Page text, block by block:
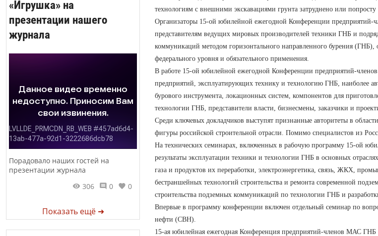
«Игрушка» на
презентации нашего
журнала
Порадовало наших гостей на
презентации журнала
306
0 0
Показать ещё ➜
технологиям с внешними экскавациями грунта затруднено или
Организаторы 15-ой юбилейной ежегодной Конференции предприятий-
представителям ведущих мировых производителей техники ГНБ и
коммуникаций методом горизонтального направленного бурения (ГНБ),
федерального уровня и обязательного применения.
В работе 15-ой юбилейной ежегодной Конференции предприятий-
предприятий, эксплуатирующих технику и технологию ГНБ, наиболее
бурового инструмента, локационных систем, компонентов для
технологии ГНБ, представители власти, бизнесмены, заказчики и
Среди ключевых докладчиков выступят признанные авторитеты в
фигуры российской строительной отрасли. Помимо специалистов из
На технических семинарах, включенных в рабочую программу 15-ой
результаты эксплуатации техники и технологии ГНБ в основных
газа и продуктов их переработки, электроэнергетика, связь, ЖКХ,
бестраншейных технологий строительства и ремонта современной
строительства подземных коммуникаций по технологии ГНБ и
Впервые в программу конференции включен отдельный семинар по
нефти (СВН).
15-ая юбилейная ежегодная Конференция предприятий-членов МАС